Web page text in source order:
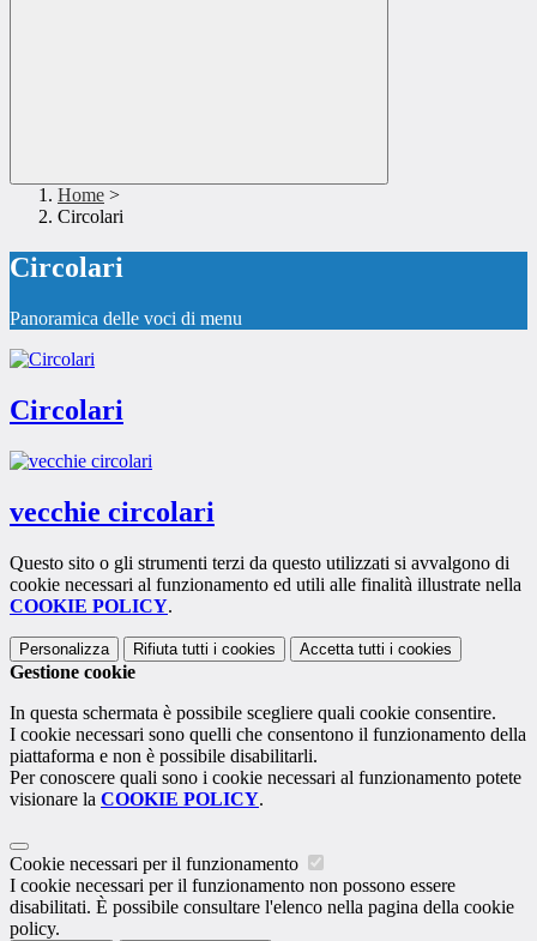
Home >
Circolari
Circolari
Panoramica delle voci di menu
Circolari
vecchie circolari
Questo sito o gli strumenti terzi da questo utilizzati si avvalgono di
cookie necessari al funzionamento ed utili alle finalità illustrate nella
COOKIE POLICY.
Personalizza Rifiuta tutti i cookies Accetta tutti i cookies
Gestione cookie
In questa schermata è possibile scegliere quali cookie consentire.
I cookie necessari sono quelli che consentono il funzionamento della
piattaforma e non è possibile disabilitarli.
Per conoscere quali sono i cookie necessari al funzionamento potete
visionare la COOKIE POLICY.
Cookie necessari per il funzionamento
I cookie necessari per il funzionamento non possono essere
disabilitati. È possibile consultare l'elenco nella pagina della cookie
policy.